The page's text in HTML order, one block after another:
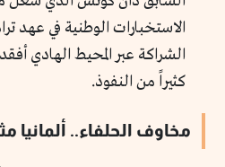
الاستخبارات الوطنية في عهد
الشراكة عبر المحيط الهادي
كثيراً من النفوذ.
مخاوف الحلفاء.. ألمانيا